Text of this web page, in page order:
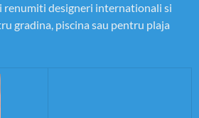
renumiti designeri internationali si
gradina, piscina sau pentru plaja